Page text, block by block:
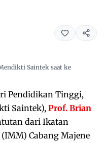
Saintek saat ke
Pendidikan Tinggi,
Saintek), Prof. Brian
dari Ikatan
Cabang Majene